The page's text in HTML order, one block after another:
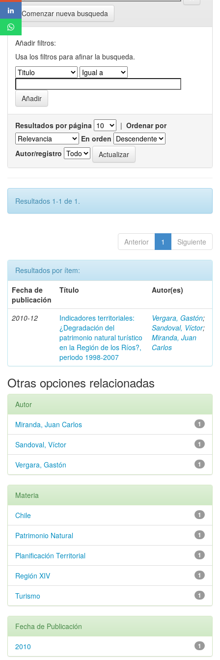
Comenzar nueva busqueda
Añadir filtros:
Usa los filtros para afinar la busqueda.
Resultados por página | Ordenar por
En orden
Autor/registro
Resultados 1-1 de 1.
Anterior 1 Siguiente
Resultados por ítem:
Fecha de
publicación
Título Autor(es)
2010-12
Indicadores territoriales:
¿Degradación del
patrimonio natural turístico
en la Región de los Ríos?,
periodo 1998-2007
Vergara, Gastón;
Sandoval, Víctor;
Miranda, Juan
Carlos
Otras opciones relacionadas
Autor
1
Miranda, Juan Carlos
1
Sandoval, Víctor
1
Vergara, Gastón
Materia
1
Chile
1
Patrimonio Natural
1
Planificación Territorial
1
Región XIV
1
Turismo
Fecha de Publicación
1
2010